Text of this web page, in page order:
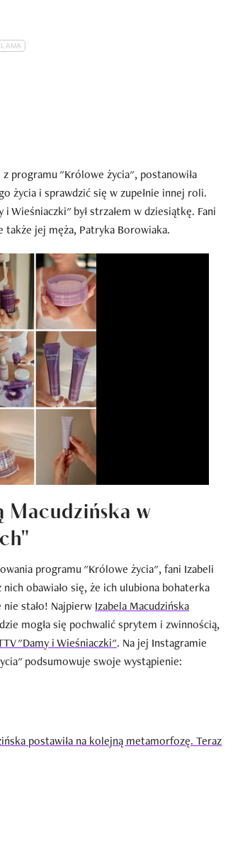
programu "Królowe życia", postanowiła
życia i sprawdzić się w zupełnie innej roli.
Wieśniaczki" był strzałem w dziesiątkę. Fani
jej męża, Patryka Borowiaka.
Macudzińska w
programu "Królowe życia", fani Izabeli
obawiało się, że ich ulubiona bohaterka
nie stało! Najpierw Izabela Macudzińska
mogła się pochwalić sprytem i zwinnością,
"Damy i Wieśniaczki". Na jej Instagramie
podsumowuje swoje wystąpienie:
postawiła na kolejną metamorfozę. Teraz